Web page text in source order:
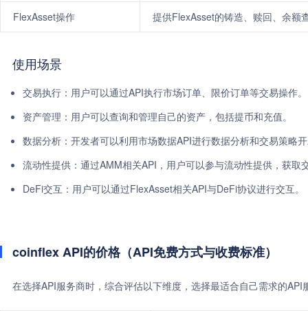
FlexAsset操作 提供FlexAsset的铸造、赎回、余额
使用场景
交易执行：用户可以通过API执行市场订单、限价订单等交易操作。
资产管理：用户可以查询和管理自己的资产，包括提币和充值。
数据分析：开发者可以利用市场数据API进行数据分析和交易策略
流动性提供：通过AMM相关API，用户可以参与流动性提供，获取
DeFi交互：用户可以通过FlexAsset相关API与DeFi协议进行交互。
coinflex API的价格（API免费方式与收费标准）
在选择API服务商时，综合评估以下维度，选择最适合自己需求的